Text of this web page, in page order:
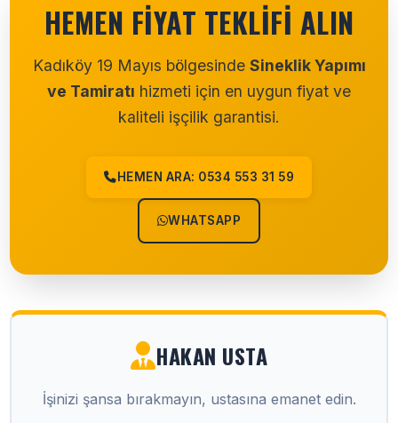
HEMEN FIYAT TEKLIFI ALIN
Kadıköy 19 Mayıs bölgesinde Sineklik Yapımı
ve Tamiratı hizmeti için en uygun fiyat ve
kaliteli işçilik garantisi.
HEMEN ARA: 0534 553 31 59
WHATSAPP
HAKAN USTA
İşinizi şansa bırakmayın, ustasına emanet edin.